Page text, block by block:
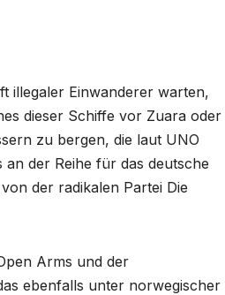
illegaler Einwanderer warten,
dieser Schiffe vor Zuara oder
zu bergen, die laut UNO
der Reihe für das deutsche
der radikalen Partei Die
Arms und der
ebenfalls unter norwegischer